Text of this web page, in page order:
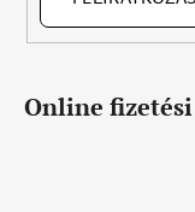
Online